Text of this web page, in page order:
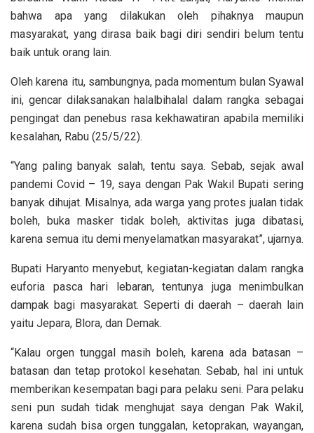
bahwa apa yang dilakukan oleh pihaknya maupun
masyarakat, yang dirasa baik bagi diri sendiri belum tentu
baik untuk orang lain.
Oleh karena itu, sambungnya, pada momentum bulan Syawal
ini, gencar dilaksanakan halalbihalal dalam rangka sebagai
pengingat dan penebus rasa kekhawatiran apabila memiliki
kesalahan, Rabu (25/5/22).
“Yang paling banyak salah, tentu saya. Sebab, sejak awal
pandemi Covid – 19, saya dengan Pak Wakil Bupati sering
banyak dihujat. Misalnya, ada warga yang protes jualan tidak
boleh, buka masker tidak boleh, aktivitas juga dibatasi,
karena semua itu demi menyelamatkan masyarakat”, ujarnya.
Bupati Haryanto menyebut, kegiatan-kegiatan dalam rangka
euforia pasca hari lebaran, tentunya juga menimbulkan
dampak bagi masyarakat. Seperti di daerah – daerah lain
yaitu Jepara, Blora, dan Demak.
“Kalau orgen tunggal masih boleh, karena ada batasan –
batasan dan tetap protokol kesehatan. Sebab, hal ini untuk
memberikan kesempatan bagi para pelaku seni. Para pelaku
seni pun sudah tidak menghujat saya dengan Pak Wakil,
karena sudah bisa orgen tunggalan, ketoprakan, wayangan,